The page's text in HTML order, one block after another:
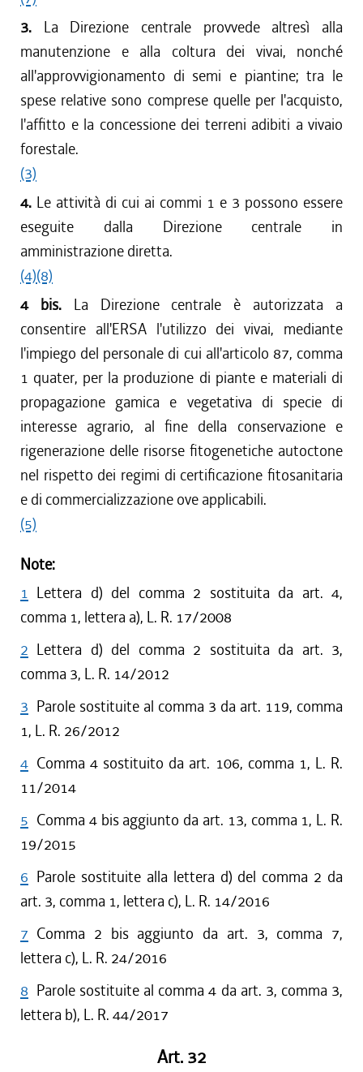
3. La Direzione centrale provvede altresì alla
manutenzione e alla coltura dei vivai, nonché
all'approvvigionamento di semi e piantine; tra le
spese relative sono comprese quelle per l'acquisto,
l'affitto e la concessione dei terreni adibiti a vivaio
forestale.
(3)
4. Le attività di cui ai commi 1 e 3 possono essere
eseguite dalla Direzione centrale in
amministrazione diretta.
(4)(8)
4 bis. La Direzione centrale è autorizzata a
consentire all'ERSA l'utilizzo dei vivai, mediante
l'impiego del personale di cui all'articolo 87, comma
1 quater, per la produzione di piante e materiali di
propagazione gamica e vegetativa di specie di
interesse agrario, al fine della conservazione e
rigenerazione delle risorse fitogenetiche autoctone
nel rispetto dei regimi di certificazione fitosanitaria
e di commercializzazione ove applicabili.
(5)
Note:
1 Lettera d) del comma 2 sostituita da art. 4,
comma 1, lettera a), L. R. 17/2008
2 Lettera d) del comma 2 sostituita da art. 3,
comma 3, L. R. 14/2012
3 Parole sostituite al comma 3 da art. 119, comma
1, L. R. 26/2012
4 Comma 4 sostituito da art. 106, comma 1, L. R.
11/2014
5 Comma 4 bis aggiunto da art. 13, comma 1, L. R.
19/2015
6 Parole sostituite alla lettera d) del comma 2 da
art. 3, comma 1, lettera c), L. R. 14/2016
7 Comma 2 bis aggiunto da art. 3, comma 7,
lettera c), L. R. 24/2016
8 Parole sostituite al comma 4 da art. 3, comma 3,
lettera b), L. R. 44/2017
Art. 32